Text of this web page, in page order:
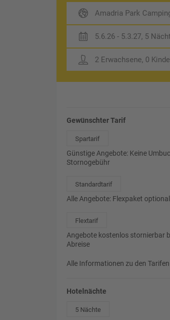
Amadria Park
5.6.26 - 5.3.27, 5
2 Erwachsene, 0
Gewünschter Tarif
Spartarif
Günstige Angebote: Keine
Stornogebühr
Standardtarif
Alle Angebote: Flexpaket
Flextarif
Angebote kostenlos stornierbar
Abreise
Alle Informationen zu den
Hotelnächte
5 Nächte